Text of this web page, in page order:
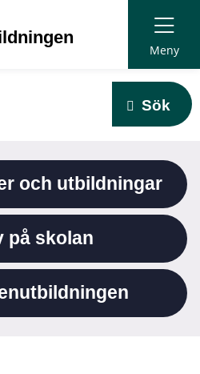
Meny
Sök
och utbildningar
på skolan